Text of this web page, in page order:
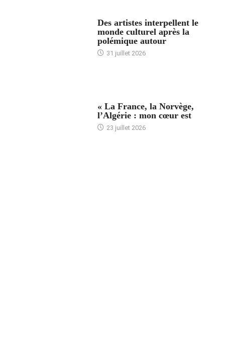
Des artistes interpellent le
monde culturel après la
polémique autour
31 juillet 2026
« La France, la Norvège,
l’Algérie : mon cœur est
23 juillet 2026